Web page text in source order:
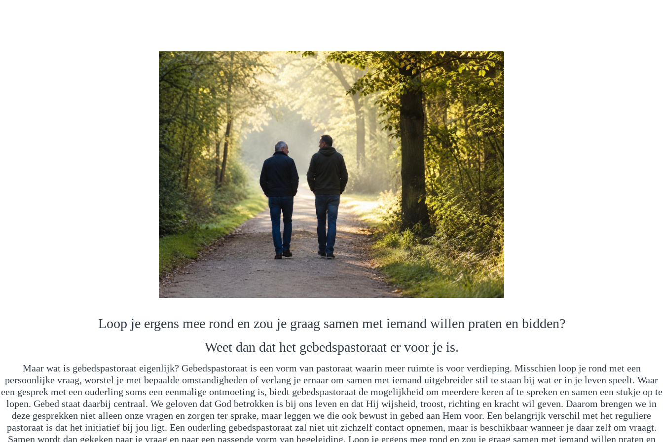
Loop je ergens mee rond en zou je graag samen met iemand willen praten en bidden?
Weet dan dat het gebedspastoraat er voor je is.
Maar wat is gebedspastoraat eigenlijk? Gebedspastoraat is een vorm van pastoraat waarin meer ruimte is voor verdieping. Misschien loop je rond met een
persoonlijke vraag, worstel je met bepaalde omstandigheden of verlang je ernaar om samen met iemand uitgebreider stil te staan bij wat er in je leven speelt. Waar
een gesprek met een ouderling soms een eenmalige ontmoeting is, biedt gebedspastoraat de mogelijkheid om meerdere keren af te spreken en samen een stukje op te
lopen. Gebed staat daarbij centraal. We geloven dat God betrokken is bij ons leven en dat Hij wijsheid, troost, richting en kracht wil geven. Daarom brengen we in
deze gesprekken niet alleen onze vragen en zorgen ter sprake, maar leggen we die ook bewust in gebed aan Hem voor. Een belangrijk verschil met het reguliere
pastoraat is dat het initiatief bij jou ligt. Een ouderling gebedspastoraat zal niet uit zichzelf contact opnemen, maar is beschikbaar wanneer je daar zelf om vraagt.
Samen wordt dan gekeken naar je vraag en naar een passende vorm van begeleiding. Loop je ergens mee rond en zou je graag samen met iemand willen praten en